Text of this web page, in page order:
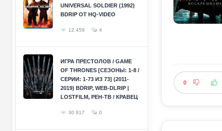
UNIVERSAL SOLDIER (1992)
BDRIP ОТ HQ-VIDEO
12 459 4
ИГРА ПРЕСТОЛОВ / GAME
OF THRONES [СЕЗОНЫ: 1-8 /
СЕРИИ: 1-73 ИЗ 73] (2011-
2019) BDRIP, WEB-DLRIP |
LOSTFILM, РЕН-ТВ / КРАВЕЦ
30 817 0
0